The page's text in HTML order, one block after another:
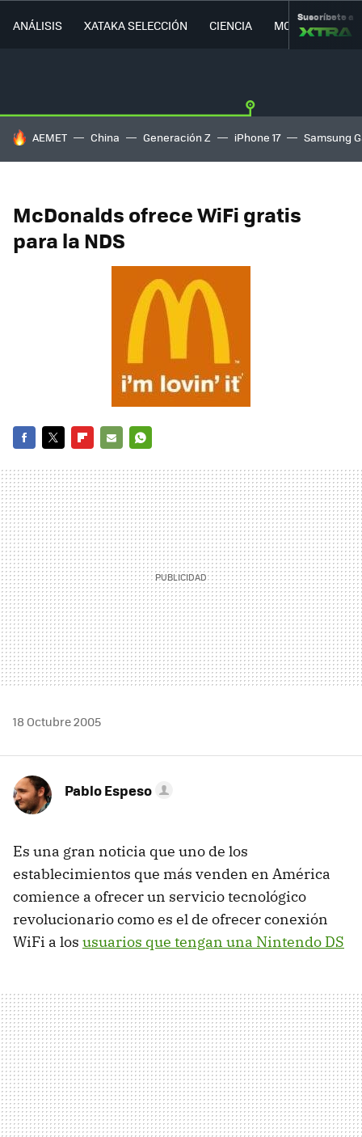
ANÁLISIS XATAKA SELECCIÓN CIENCIA MOVILIDAD
Suscríbete a
HOY SE HABLA DE
AEMET China Generación Z iPhone 17 Samsung
McDonalds ofrece WiFi gratis
para la NDS
MAIL
18 Octubre 2005
Pablo Espeso
Es una gran noticia que uno de los
establecimientos que más venden en América
comience a ofrecer un servicio tecnológico
revolucionario como es el de ofrecer conexión
WiFi a los usuarios que tengan una Nintendo DS